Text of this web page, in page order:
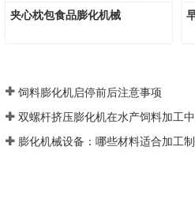
夹心枕包食品膨化机械
饲料膨化机启停前后注意事项
膨化机械设备：哪些材料适合加工